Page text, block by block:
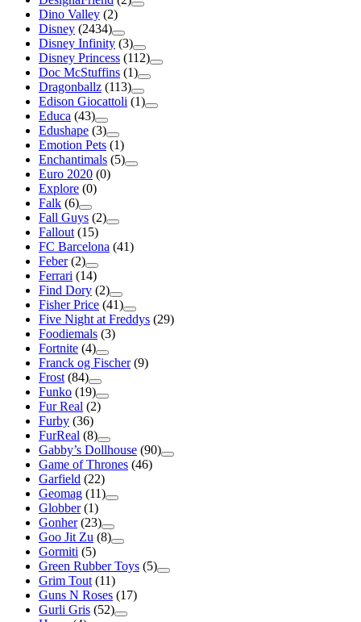
Dino Valley (2)
Disney (2434)
Disney Infinity (3)
Disney Princess (112)
Doc McStuffins (1)
Dragonballz (113)
Edison Giocattoli (1)
Educa (43)
Edushape (3)
Emotion Pets (1)
Enchantimals (5)
Euro 2020 (0)
Explore (0)
Falk (6)
Fall Guys (2)
Fallout (15)
FC Barcelona (41)
Feber (2)
Ferrari (14)
Find Dory (2)
Fisher Price (41)
Five Night at Freddys (29)
Foodiemals (3)
Fortnite (4)
Franck og Fischer (9)
Frost (84)
Funko (19)
Fur Real (2)
Furby (36)
FurReal (8)
Gabby’s Dollhouse (90)
Game of Thrones (46)
Garfield (22)
Geomag (11)
Globber (1)
Gonher (23)
Goo Jit Zu (8)
Gormiti (5)
Green Rubber Toys (5)
Grim Tout (11)
Guns N Roses (17)
Gurli Gris (52)